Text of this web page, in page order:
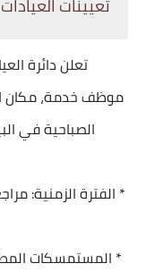
تعلن دائرة
موظف خدمة، مكان
الصباحية في
* المستمسكات